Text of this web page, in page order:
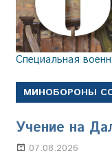
Специальная
МИНОБОРОНЫ
Учение на
07.08.2026